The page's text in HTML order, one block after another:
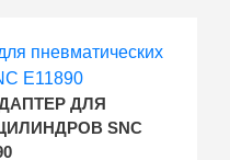
ДЛЯ
SNC